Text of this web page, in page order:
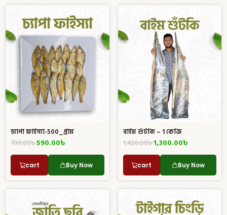
চ্যাপা ফাইস্যা-500_গ্রাম
700.00৳590.00৳
cart Buy Now
বাইম শুঁটকি – 1 কেজি
1,420.00৳1,300.00৳
cart Buy Now